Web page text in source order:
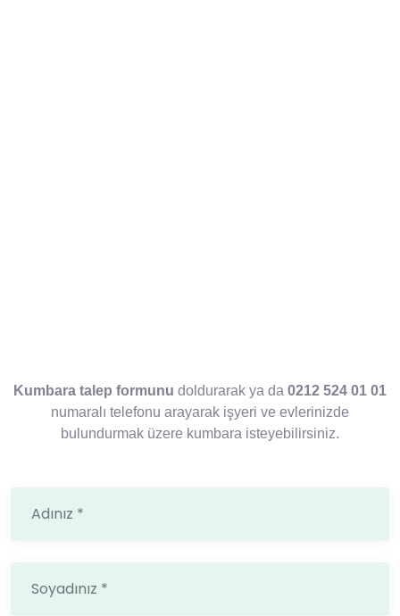
Kumbara talep formunu doldurarak ya da 0212 524 01 01
numaralı telefonu arayarak işyeri ve evlerinizde
bulundurmak üzere kumbara isteyebilirsiniz.